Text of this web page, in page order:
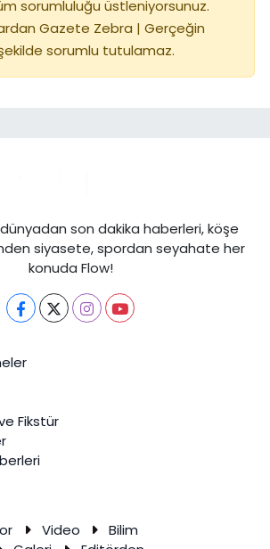
sorumluluğu üstleniyorsunuz.
Gazete Zebra | Gerçeğin
sorumlu tutulamaz.
son dakika haberleri, köşe
siyasete, spordan seyahate her
konuda Flow!
Fikstür
Video
Bilim